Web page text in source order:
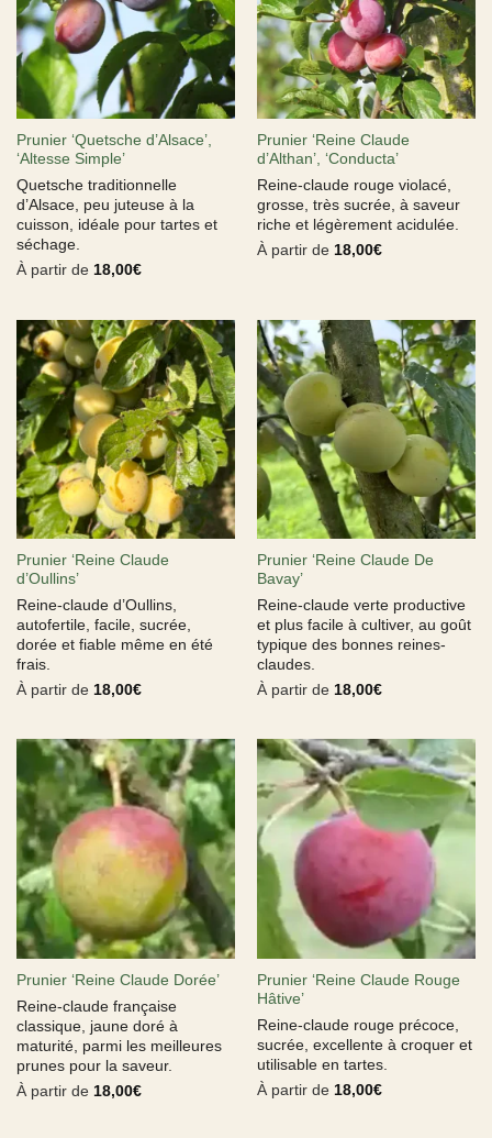
Prunier ‘Quetsche d’Alsace’,
‘Altesse Simple’
Quetsche traditionnelle
d’Alsace, peu juteuse à la
cuisson, idéale pour tartes et
séchage.
À partir de 18,00€
Prunier ‘Reine Claude
d’Althan’, ‘Conducta’
Reine-claude rouge violacé,
grosse, très sucrée, à saveur
riche et légèrement acidulée.
À partir de 18,00€
Prunier ‘Reine Claude
d’Oullins’
Reine-claude d’Oullins,
autofertile, facile, sucrée,
dorée et fiable même en été
frais.
À partir de 18,00€
Prunier ‘Reine Claude De
Bavay’
Reine-claude verte productive
et plus facile à cultiver, au goût
typique des bonnes reines-
claudes.
À partir de 18,00€
Prunier ‘Reine Claude Dorée’
Reine-claude française
classique, jaune doré à
maturité, parmi les meilleures
prunes pour la saveur.
À partir de 18,00€
Prunier ‘Reine Claude Rouge
Hâtive’
Reine-claude rouge précoce,
sucrée, excellente à croquer et
utilisable en tartes.
À partir de 18,00€